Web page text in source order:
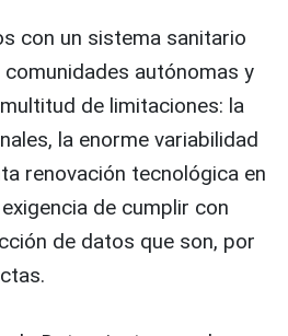
con un sistema sanitario
autónomas y
de limitaciones: la
la enorme variabilidad
renovación tecnológica en
de cumplir con
de datos que son, por